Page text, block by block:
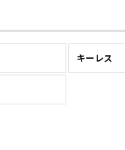
キーレス